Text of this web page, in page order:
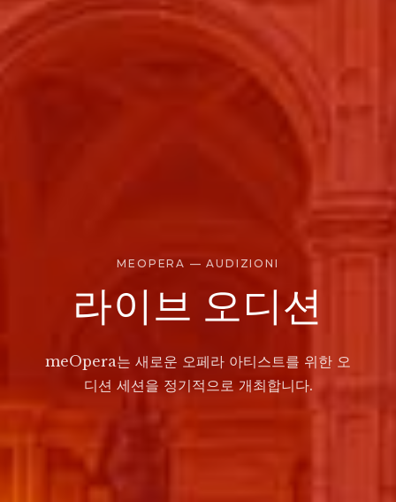
MEOPERA — AUDIZIONI
라이브 오디션
meOpera는 새로운 오페라 아티스트를 위한 오
디션 세션을 정기적으로 개최합니다.